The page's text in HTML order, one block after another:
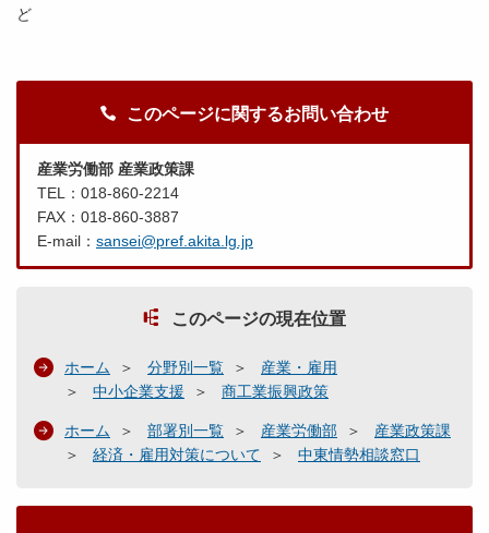
ど
このページに関するお問い合わせ
産業労働部 産業政策課
TEL：018-860-2214
FAX：018-860-3887
E-mail： sansei@pref.akita.lg.jp
このページの現在位置
ホーム 分野別一覧
産業・雇用
中小企業支援
商工業振興政策
ホーム 部署別一覧 産業労働部
産業政策課
経済・雇用対策について
中東情勢相談窓口